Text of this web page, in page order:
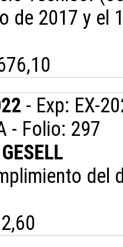
de 2017 y el
- Exp: EX-
- Folio: 297
del